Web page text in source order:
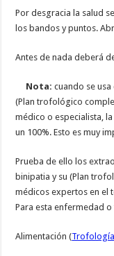
Por desgracia la salud
los bandos y puntos.
Antes de nada deberá
Nota:cuando se
(Plan trofológico
médico o especialista,
un 100%. Esto es muy
Prueba de ello los
binipatia y su (Plan
médicos expertos en el
Para esta enfermedad
Alimentación (